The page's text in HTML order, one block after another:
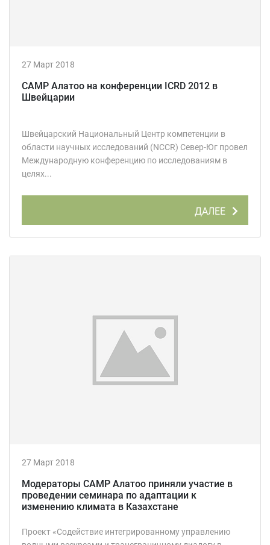
27 Март 2018
CAMP Алатоо на конференции ICRD 2012 в
Швейцарии
Швейцарский Национальный Центр компетенции в
области научных исследований (NCCR) Север-Юг провел
Международную конференцию по исследованиям в
целях...
ДАЛЕЕ
27 Март 2018
Модераторы САМР Алатоо приняли участие в
проведении семинара по адаптации к
изменению климата в Казахстане
Проект «Содействие интегрированному управлению